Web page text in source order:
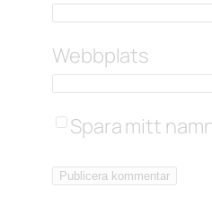
Webbplats
Spara mitt